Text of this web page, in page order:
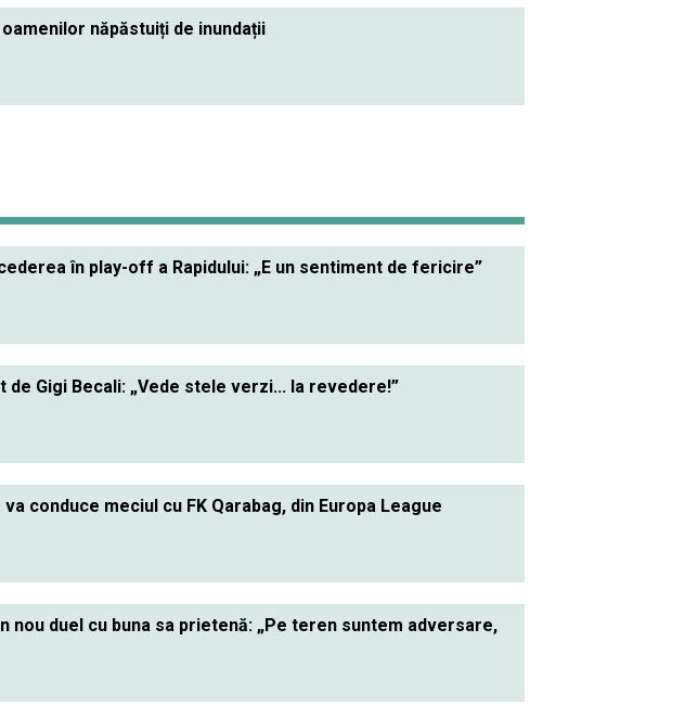
năpăstuiți de inundații
în play-off a Rapidului: „E un sentiment de fericire”
Gigi Becali: „Vede stele verzi... la revedere!”
conduce meciul cu FK Qarabag, din Europa League
nou duel cu buna sa prietenă: „Pe teren suntem adversare,